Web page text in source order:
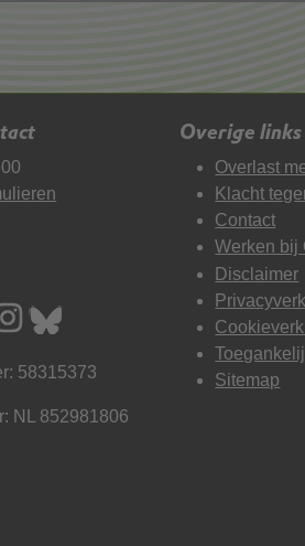
58315373
NL 852981806
Overige links
Overlast
Klacht
Contact
Werken bij
Disclaimer
Sitemap